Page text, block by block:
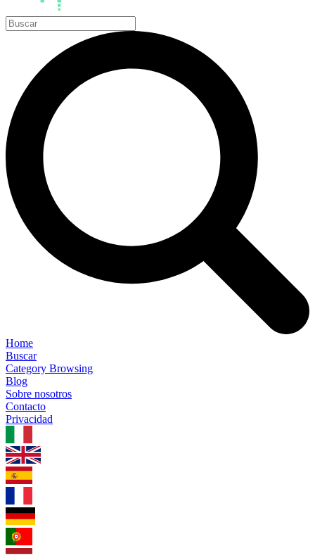
Home
Buscar
Category Browsing
Blog
Sobre nosotros
Contacto
Privacidad